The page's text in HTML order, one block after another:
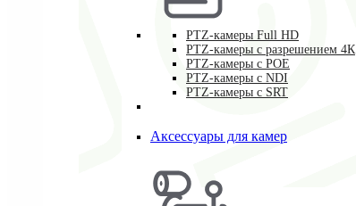
PTZ-камеры Full HD
PTZ-камеры с разрешением 4К
PTZ-камеры с POE
PTZ-камеры c NDI
PTZ-камеры с SRT
Аксессуары для камер